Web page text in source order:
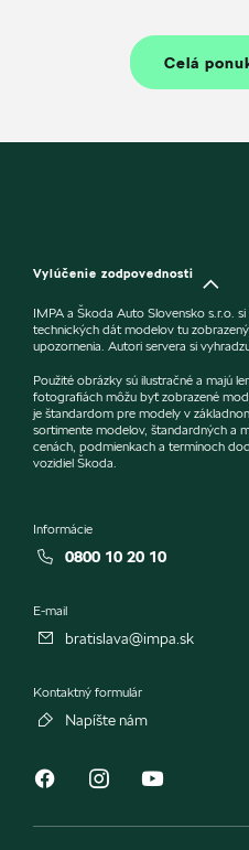
Celá
Vylúčenie zodpovednosti
IMPA a Škoda Auto Slovensko s.r.o.
technických dát modelov tu
upozornenia. Autori servera si
Použité obrázky sú ilustračné a majú
fotografiách môžu byť zobrazené
je štandardom pre modely v
sortimente modelov, štandardných a
cenách, podmienkach a termínoch
vozidiel Škoda.
Informácie
0800 10 20 10
E-mail
bratislava@impa.sk
Kontaktný formulár
Napíšte nám